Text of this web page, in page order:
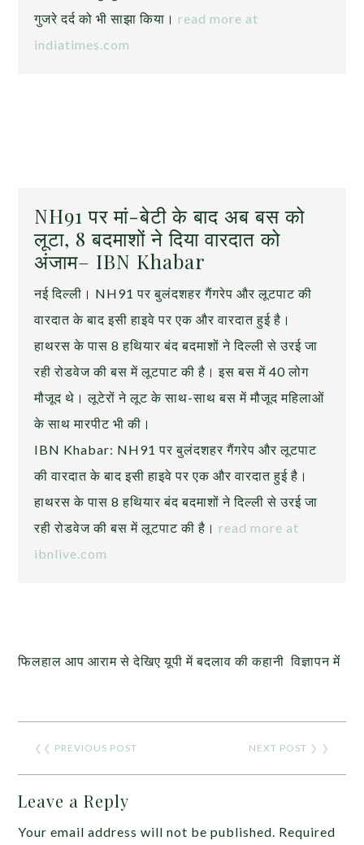
गुजरे दर्द को भी साझा किया। read more at
indiatimes.com
NH91 पर मां-बेटी के बाद अब बस को
लूटा, 8 बदमाशों ने दिया वारदात को
अंजाम– IBN Khabar
नई दिल्ली। NH91 पर बुलंदशहर गैंगरेप और लूटपाट की
वारदात के बाद इसी हाइवे पर एक और वारदात हुई है।
हाथरस के पास 8 हथियार बंद बदमाशों ने दिल्ली से उरई जा
रही रोडवेज की बस में लूटपाट की है। इस बस में 40 लोग
मौजूद थे। लूटेरों ने लूट के साथ-साथ बस में मौजूद महिलाओं
के साथ मारपीट भी की।
IBN Khabar: NH91 पर बुलंदशहर गैंगरेप और लूटपाट
की वारदात के बाद इसी हाइवे पर एक और वारदात हुई है।
हाथरस के पास 8 हथियार बंद बदमाशों ने दिल्ली से उरई जा
रही रोडवेज की बस में लूटपाट की है। read more at
ibnlive.com
फिलहाल आप आराम से देखिए यूपी में बदलाव की कहानी विज्ञापन मेंं
❮❮ PREVIOUS POST NEXT POST ❯ ❯
Leave a Reply
Your email address will not be published. Required